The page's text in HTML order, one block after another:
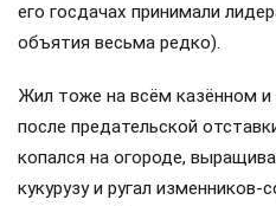
его госдачах принимали
объятия весьма редко).
Жил тоже на всём казённом и
после предательской
копался на огороде,
кукурузу и ругал изменников-